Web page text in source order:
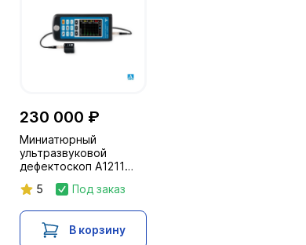
230 000 ₽
Миниатюрный
ультразвуковой
дефектоскоп А1211
5 Под заказ
В корзину